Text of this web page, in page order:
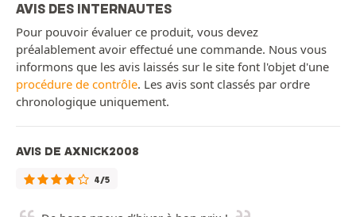
AVIS DES INTERNAUTES
Pour pouvoir évaluer ce produit, vous devez
préalablement avoir effectué une commande. Nous vous
informons que les avis laissés sur le site font l'objet d'une
procédure de contrôle. Les avis sont classés par ordre
chronologique uniquement.
AVIS DE AXNICK2008
4/5